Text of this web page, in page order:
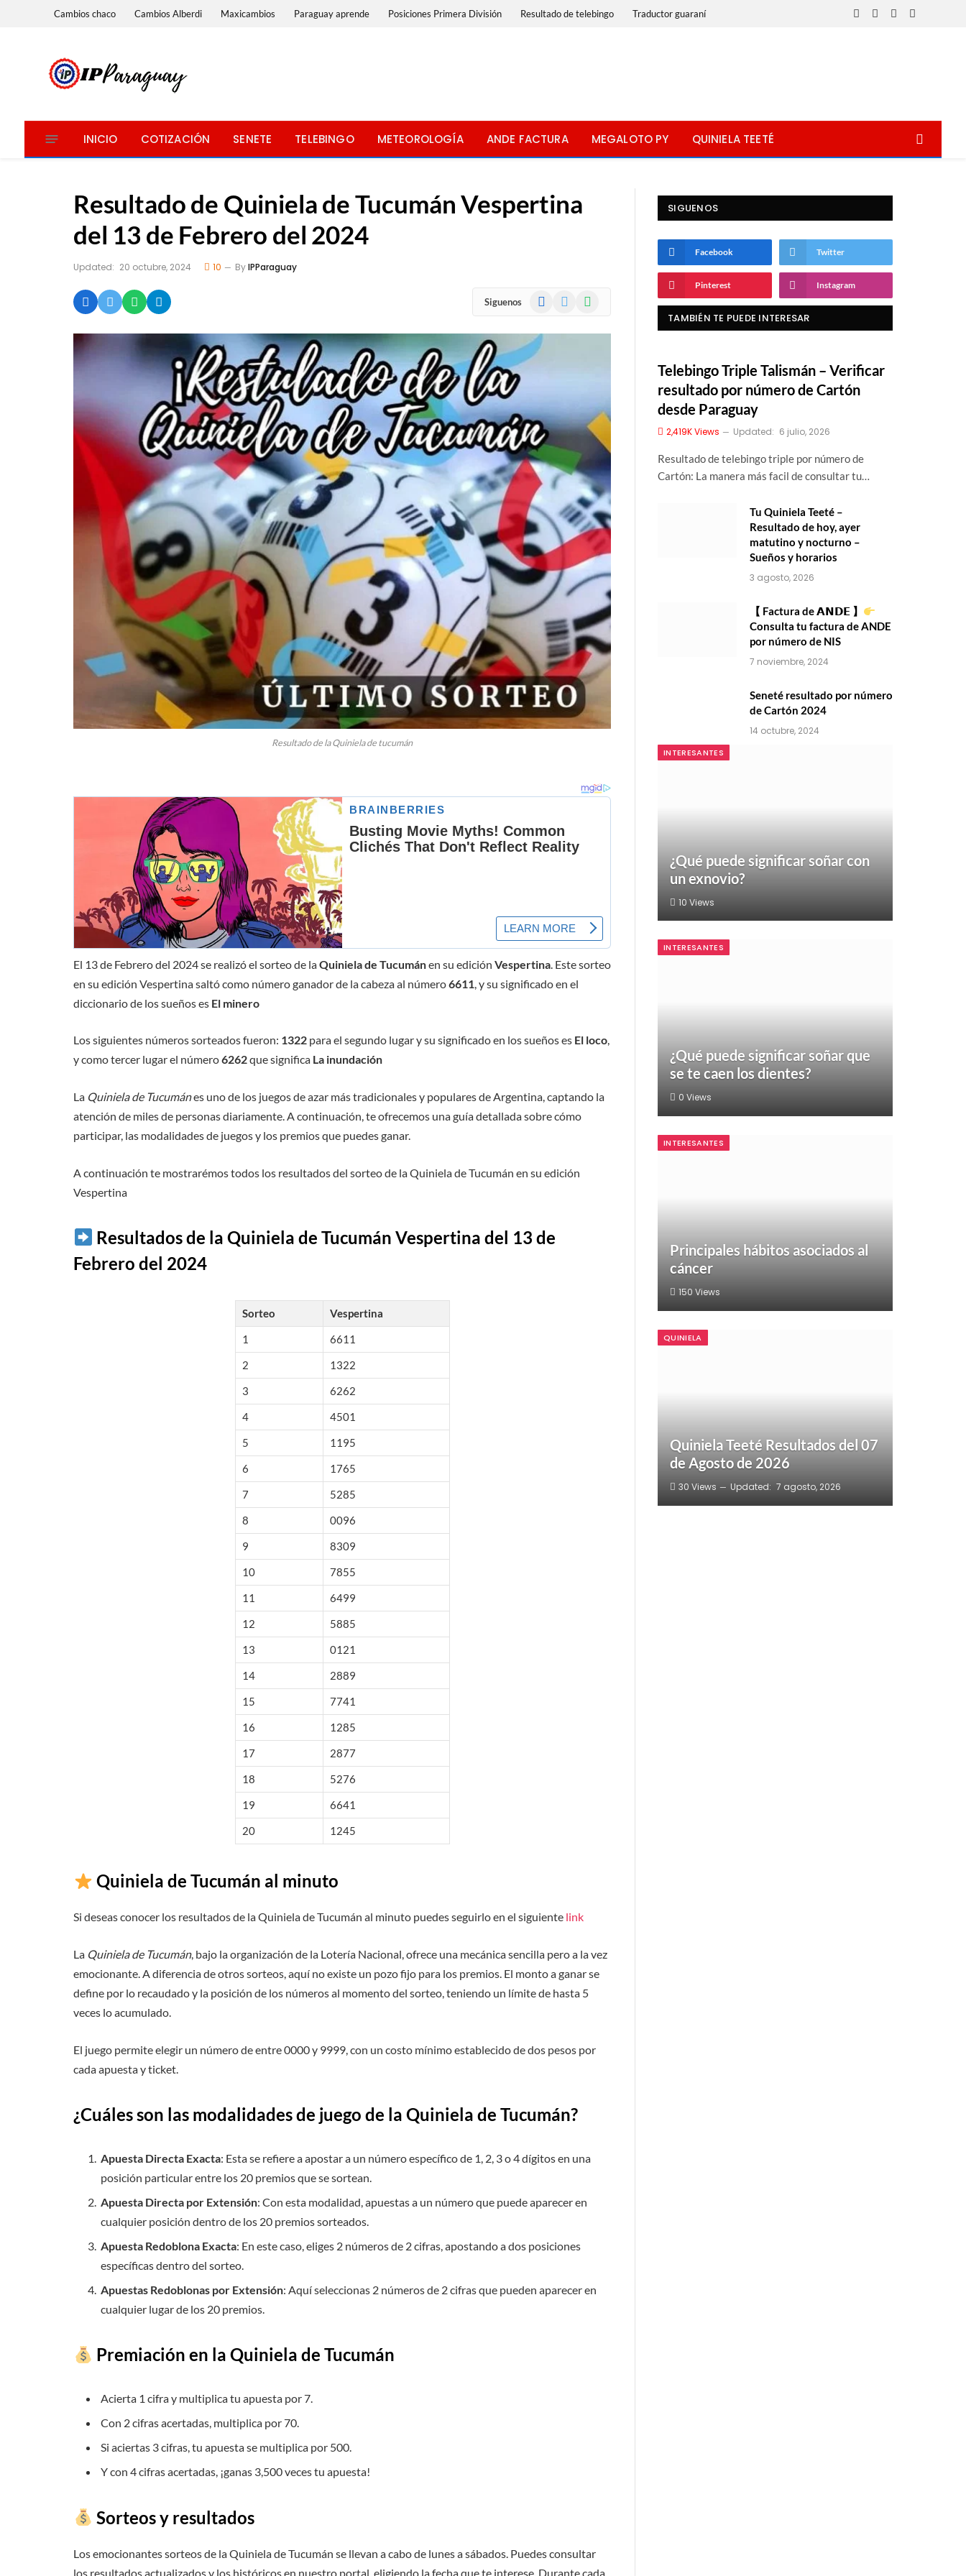
Cambios chaco Cambios Alberdi Maxicambios Paraguay aprende Posiciones Primera División Resultado de telebingo Traductor guaraní
Facebook
X
InstagramWhatsApp
INICIO COTIZACIÓN SENETE TELEBINGO METEOROLOGÍA ANDE FACTURA MEGALOTO PY QUINIELA TEETÉ
Resultado de Quiniela de Tucumán Vespertina
del 13 de Febrero del 2024
Updated: 20 octubre, 2024 10 ByIPParaguay
Siguenos Facebook WhatsApp
Resultado de la Quiniela de tucumán
El 13 de Febrero del 2024 se realizó el sorteo de laQuiniela de Tucumánen su edición Vespertina . Este sorteo
en su edición Vespertina saltó como número ganador de la cabeza al número6611 , y su significado en el
diccionario de los sueños es El minero
Los siguientes números sorteados fueron: 1322 para el segundo lugar y su significado en los sueños es El loco,
y como tercer lugar el número6262que significa La inundación
La Quiniela de Tucumánes uno de los juegos de azar más tradicionales y populares de Argentina, captando la
atención de miles de personas diariamente. A continuación, te ofrecemos una guía detallada sobre cómo
participar, las modalidades de juegos y los premios que puedes ganar.
A continuación te mostrarémos todos los resultados del sorteo de la Quiniela de Tucumán en su edición
Vespertina
Resultados de la Quiniela de Tucumán Vespertina del 13 de
Febrero del 2024
Sorteo
Vespertina
1
6611
2
1322
3
6262
4
4501
5
1195
6
1765
7
5285
8
0096
9
8309
10
7855
11
6499
12
5885
13
0121
14
2889
15
7741
16
1285
17
2877
18
5276
19
6641
20
1245
Quiniela de Tucumán al minuto
Si deseas conocer los resultados de la Quiniela de Tucumán al minuto puedes seguirlo en el siguiente link
La Quiniela de Tucumán, bajo la organización de la Lotería Nacional, ofrece una mecánica sencilla pero a la vez
emocionante. A diferencia de otros sorteos, aquí no existe un pozo fijo para los premios. El monto a ganar se
define por lo recaudado y la posición de los números al momento del sorteo, teniendo un límite de hasta 5
veces lo acumulado.
El juego permite elegir un número de entre 0000 y 9999, con un costo mínimo establecido de dos pesos por
cada apuesta y ticket.
¿Cuáles son las modalidades de juego de la Quiniela de Tucumán?
Apuesta Directa Exacta: Esta se refiere a apostar a un número específico de 1, 2, 3 o 4 dígitos en una
posición particular entre los 20 premios que se sortean.
Apuesta Directa por Extensión: Con esta modalidad, apuestas a un número que puede aparecer en
cualquier posición dentro de los 20 premios sorteados.
Apuesta Redoblona Exacta: En este caso, eliges 2 números de 2 cifras, apostando a dos posiciones
específicas dentro del sorteo.
Apuestas Redoblonas por Extensión: Aquí seleccionas 2 números de 2 cifras que pueden aparecer en
cualquier lugar de los 20 premios.
Premiación en la Quiniela de Tucumán
Acierta 1 cifra y multiplica tu apuesta por 7.
Con 2 cifras acertadas, multiplica por 70.
Si aciertas 3 cifras, tu apuesta se multiplica por 500.
Y con 4 cifras acertadas, ¡ganas 3,500 veces tu apuesta!
Sorteos y resultados
Los emocionantes sorteos de la Quiniela de Tucumán se llevan a cabo de lunes a sábados. Puedes consultar
los resultados actualizados y los históricos en nuestro portal, eligiendo la fecha que te interese. Durante cada
SIGUENOS
Facebook Twitter
Pinterest Instagram
TAMBIÉN TE PUEDE INTERESAR
Telebingo Triple Talismán – Verificar
resultado por número de Cartón
desde Paraguay
2,419KViews Updated: 6 julio, 2026
Resultado de telebingo triple por número de
Cartón: La manera más facil de consultar tu…
Tu Quiniela Teeté –
Resultado de hoy, ayer
matutino y nocturno –
Sueños y horarios
3 agosto, 2026
【 Factura de 𝗔𝗡𝗗𝗘 】
Consulta tu factura de ANDE
por número de NIS
7 noviembre, 2024
Seneté resultado por número
de Cartón 2024
14 octubre, 2024
INTERESANTES
¿Qué puede significar soñar con
un exnovio?
10 Views
INTERESANTES
¿Qué puede significar soñar que
se te caen los dientes?
0 Views
INTERESANTES
Principales hábitos asociados al
cáncer
150 Views
QUINIELA
Quiniela Teeté Resultados del 07
de Agosto de 2026
30 Views Updated: 7 agosto, 2026